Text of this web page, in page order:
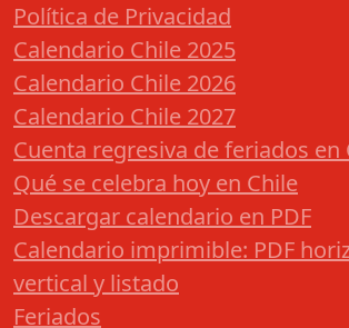
Política de Privacidad
Calendario Chile 2025
Calendario Chile 2026
Calendario Chile 2027
Cuenta regresiva de feriados en
Qué se celebra hoy en Chile
Descargar calendario en PDF
Calendario imprimible: PDF
vertical y listado
Feriados